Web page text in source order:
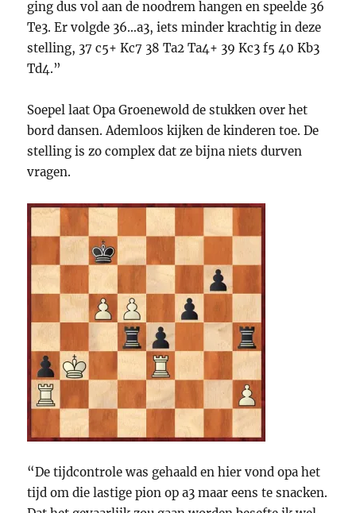
ging dus vol aan de noodrem hangen en speelde 36
Te3. Er volgde 36…a3, iets minder krachtig in deze
stelling, 37 c5+ Kc7 38 Ta2 Ta4+ 39 Kc3 f5 40 Kb3
Td4.”
Soepel laat Opa Groenewold de stukken over het
bord dansen. Ademloos kijken de kinderen toe. De
stelling is zo complex dat ze bijna niets durven
vragen.
“De tijdcontrole was gehaald en hier vond opa het
tijd om die lastige pion op a3 maar eens te snacken.